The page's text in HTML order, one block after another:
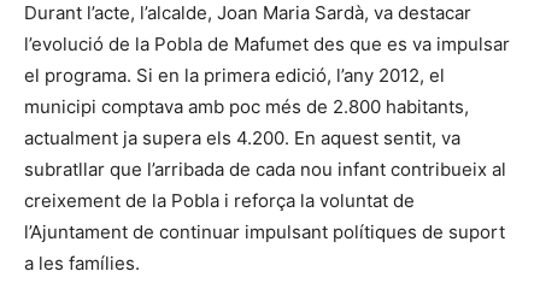
Durant l’acte, l’alcalde, Joan Maria Sardà, va destacar
l’evolució de la Pobla de Mafumet des que es va impulsar
el programa. Si en la primera edició, l’any 2012, el
municipi comptava amb poc més de 2.800 habitants,
actualment ja supera els 4.200. En aquest sentit, va
subratllar que l’arribada de cada nou infant contribueix al
creixement de la Pobla i reforça la voluntat de
l’Ajuntament de continuar impulsant polítiques de suport
a les famílies.